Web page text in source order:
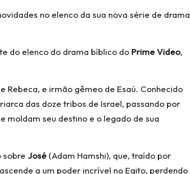
no elenco da sua nova série de drama
do elenco do drama bíblico do Prime Video,
Rebeca, e irmão gêmeo de Esaú. Conhecido
das doze tribos de Israel, passando por
moldam seu destino e o legado de sua
sobre José (Adam Hamshi), que, traído por
a um poder incrível no Egito, perdendo